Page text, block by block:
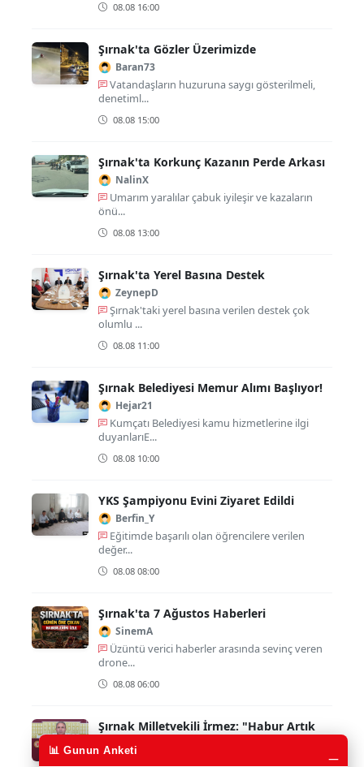
08.08 16:00
Şırnak'ta Gözler Üzerimizde
Baran73
Vatandaşların huzuruna saygı gösterilmeli,
denetiml...
08.08 15:00
Şırnak'ta Korkunç Kazanın Perde Arkası
NalinX
Umarım yaralılar çabuk iyileşir ve kazaların
önü...
08.08 13:00
Şırnak'ta Yerel Basına Destek
ZeynepD
Şırnak'taki yerel basına verilen destek çok
olumlu ...
08.08 11:00
Şırnak Belediyesi Memur Alımı Başlıyor!
Hejar21
Kumçatı Belediyesi kamu hizmetlerine ilgi
duyanlarıE...
08.08 10:00
YKS Şampiyonu Evini Ziyaret Edildi
Berfin_Y
Eğitimde başarılı olan öğrencilere verilen
değer...
08.08 08:00
Şırnak'ta 7 Ağustos Haberleri
SinemA
Üzüntü verici haberler arasında sevinç veren
drone...
08.08 06:00
Şırnak Milletvekili İrmez: "Habur Artık
SaryaYilmaz
📊 Gunun Anketi